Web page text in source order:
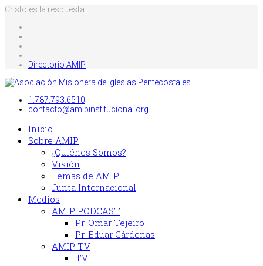
Cristo es la respuesta
Directorio AMIP
1.787.793.6510
contacto@amipinstitucional.org
Inicio
Sobre AMIP
¿Quiénes Somos?
Visión
Lemas de AMIP
Junta Internacional
Medios
AMIP PODCAST
Pr. Omar Tejeiro
Pr. Eduar Cárdenas
AMIP TV
TV